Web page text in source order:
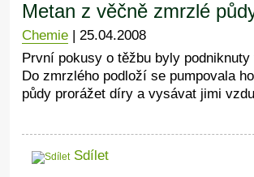
Metan z věčně zmrzlé
Chemie| 25.04.2008
První pokusy o těžbu byly
Do zmrzlého podloží se pumpovala
půdy prorážet díry a vysávat jimi
Sdílet